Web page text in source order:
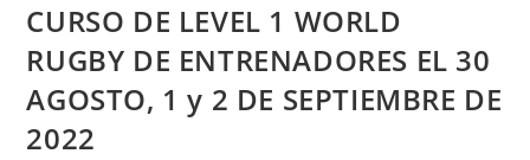
CURSO DE LEVEL 1 WORLD
RUGBY DE ENTRENADORES EL 30
AGOSTO, 1 y 2 DE SEPTIEMBRE DE
2022